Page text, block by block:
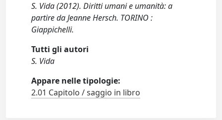
S. Vida (2012). Diritti umani e umanità: a
partire da Jeanne Hersch. TORINO :
Giappichelli.
Tutti gli autori
S. Vida
Appare nelle tipologie:
2.01 Capitolo / saggio in libro